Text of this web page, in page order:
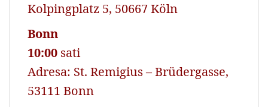
Kolpingplatz 5, 50667 Köln
Bonn
10:00 sati
Adresa: St. Remigius – Brüdergasse,
53111 Bonn